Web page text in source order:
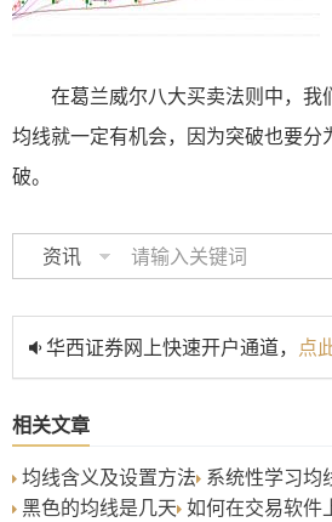
在葛兰威尔八大买卖法则中，我
均线就一定有机会，因为突破也要分
破。
资讯
华西证券网上快速开户通道， 点
相关文章
均线含义及设置方法 系统性学习均
黑色的均线是几天 如何在交易软件